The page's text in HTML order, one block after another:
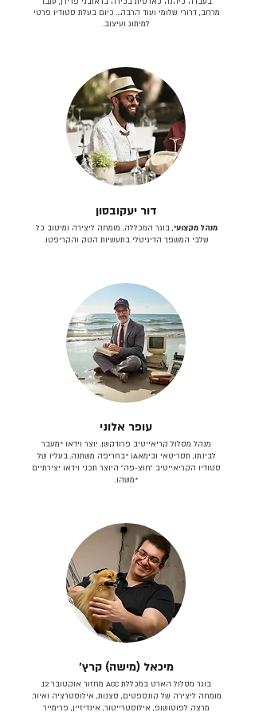
מרחב, דרורי שלומי ועוד הרבה… כיום בעלת סטודיו פרטי
למיתוג ועיצוב.
דור יעקובסון
מנהל מקצועי, בוגר המכללה, מומחה ליצירה ומיטוב כל
שלבי המשפך הדיגיטלי בתעשיות הטק והקריפטו.
עופר אלוני
מנהל מסלול קריאייטיב פרודקשן. יוצר וידאו *מעבר
לבינתו, תסריטאי וב​ימאiA‎ *בחריפה משתנה. בעליו של
סטודיו הקריאייטיב ״חוצ-פה״ היוצר תכני וידאו יצירתיים
*משהו.
מיכאל (מישה) קרץ׳
בוגר מסלול הארט במכללת ACC מחזור אוקטובר 12.
מומחה ליצירה של קונספטים, סצנות, אילוסטרציה ואיור.
מרצה לפוטושופ, אילוסטרייטור, אינדיזיין, פרימייר